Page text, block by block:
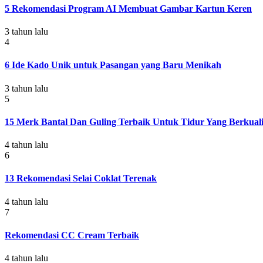
5 Rekomendasi Program AI Membuat Gambar Kartun Keren
3 tahun lalu
4
6 Ide Kado Unik untuk Pasangan yang Baru Menikah
3 tahun lalu
5
15 Merk Bantal Dan Guling Terbaik Untuk Tidur Yang
4 tahun lalu
6
13 Rekomendasi Selai Coklat Terenak
4 tahun lalu
7
Rekomendasi CC Cream Terbaik
4 tahun lalu